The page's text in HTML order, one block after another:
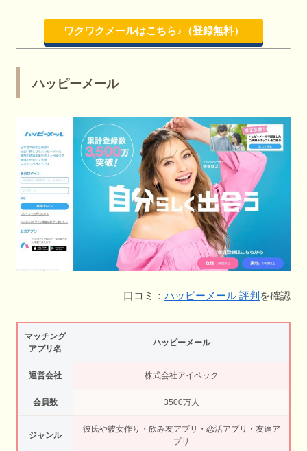
ワクワクメールはこちら♪（登録無料）
ハッピーメール
口コミ： ハッピーメール 評判 を確認
マッチング
アプリ名
ハッピーメール
運営会社 株式会社アイベック
会員数 3500万人
ジャンル
彼氏や彼女作り・飲み友アプリ・恋活アプリ・友達ア
プリ